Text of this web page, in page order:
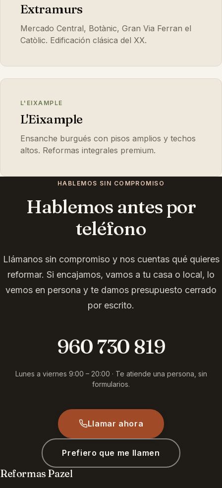
Extramurs
Mercado Central, Botànic, Gran Via Ferran el
Catòlic. Edificación clásica del XX.
L'EIXAMPLE
L'Eixample
Ensanche burgués con pisos amplios y techos
altos. Reformas integrales premium.
HABLEMOS SIN COMPROMISO
Hablemos antes por
teléfono
Llámanos sin compromiso y nos cuentas qué quieres
reformar. Si encajamos, vamos a tu casa o local, lo
vemos en persona y te damos presupuesto cerrado
por escrito.
960 730 819
Lunes a viernes 9:00 – 20:00 · Te atiende una persona, sin
formularios.
Llamar ahora
Prefiero que me llamen
Reformas Pazel